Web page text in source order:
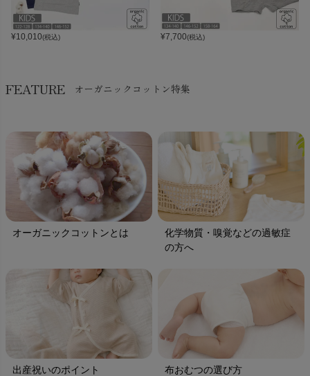
¥10,010(税込) ¥7,700(税込)
FEATURE オーガニックコットン特集
オーガニックコットンとは
化学物質・嗅覚などの過敏症
の方へ
出産祝いのポイント 布おむつの選び方